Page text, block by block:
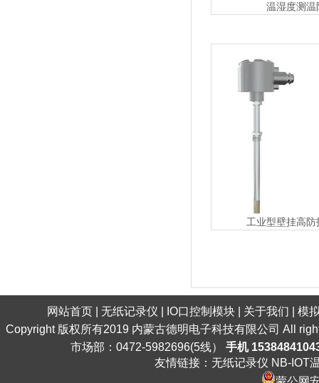
温湿度测温
工业型壁挂高
网站首页 无纸记录仪 IO口控制模块 关于我们
模
Copyright 版权所有2019 内蒙古德明电子科技有限公司 All
市场部：0472-5982696(5线） 手机
友情链接： 无纸记录仪 NB-IOT